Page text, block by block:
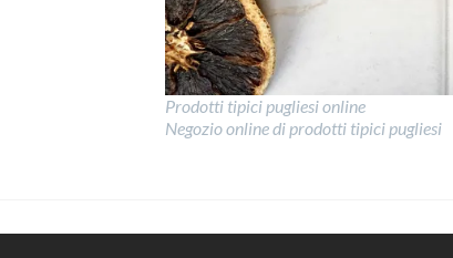
Prodotti tipici pugliesi online
Negozio online di prodotti tipici pugliesi